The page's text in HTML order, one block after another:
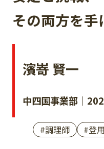
その両方を
濱嵜 賢一
中四国事業部｜
#調理師 #登用